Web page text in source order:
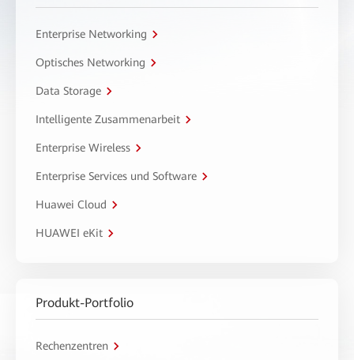
Enterprise Networking
Optisches Networking
Data Storage
Intelligente Zusammenarbeit
Enterprise Wireless
Enterprise Services und Software
Huawei Cloud
HUAWEI eKit
Produkt-Portfolio
Rechenzentren